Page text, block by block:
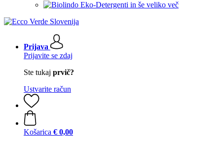
Eko-Detergenti in še veliko več
Prijava
Prijavite se zdaj
Ste tukaj prvič?
Ustvarite račun
Košarica € 0,00